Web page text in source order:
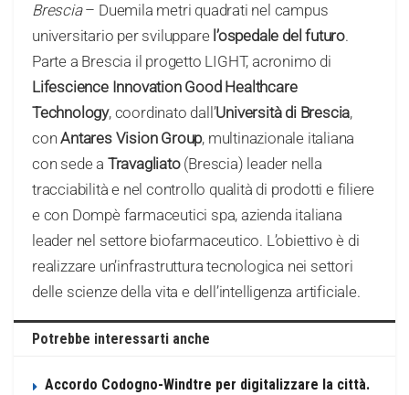
Brescia– Duemila metri quadrati nel campus
universitario per sviluppare l’ospedale del futuro.
Parte a Brescia il progetto LIGHT, acronimo di
Lifescience Innovation Good Healthcare
Technology, coordinato dall’Università di Brescia,
conAntares Vision Group, multinazionale italiana
con sede a Travagliato(Brescia) leader nella
tracciabilità e nel controllo qualità di prodotti e filiere
e con Dompè farmaceutici spa, azienda italiana
leader nel settore biofarmaceutico. L’obiettivo è di
realizzare un’infrastruttura tecnologica nei settori
delle scienze della vita e dell’intelligenza artificiale.
Potrebbe interessarti anche
Accordo Codogno-Windtre per digitalizzare la città.